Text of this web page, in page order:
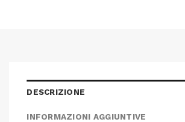
DESCRIZIONE
INFORMAZIONI AGGIUNTIVE